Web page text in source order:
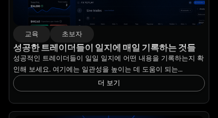
교육 초보자
성공한 트레이더들이 일지에 매일 기록하는 것들
성공적인 트레이더들이 일일 일지에 어떤 내용을 기록하는지 확
인해 보세요. 여기에는 일관성을 높이는 데 도움이 되는...
더 보기